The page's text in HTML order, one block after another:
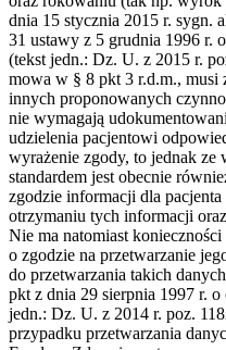
dnia 15 stycznia 2015 r. sygn.
31 ustawy z 5 grudnia 1996 r.
(tekst jedn.: Dz. U. z 2015 r.
mowa w § 8 pkt 3 r.d.m., musi
innych proponowanych
nie wymagają
udzielenia pacjentowi
wyrażenie zgody, to jednak
standardem jest obecnie
zgodzie informacji dla
otrzymaniu tych informacji
Nie ma natomiast
o zgodzie na przetwarzanie
do przetwarzania takich
pkt z dnia 29 sierpnia 1997 r.
jedn.: Dz. U. z 2014 r. poz.
przypadku przetwarzania